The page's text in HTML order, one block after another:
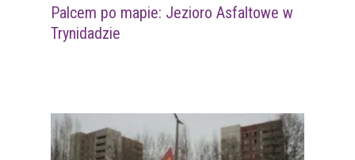
Palcem po mapie: Jezioro Asfaltowe w
Trynidadzie